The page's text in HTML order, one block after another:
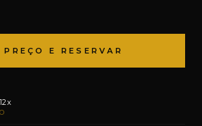
PREÇO E RESERVAR